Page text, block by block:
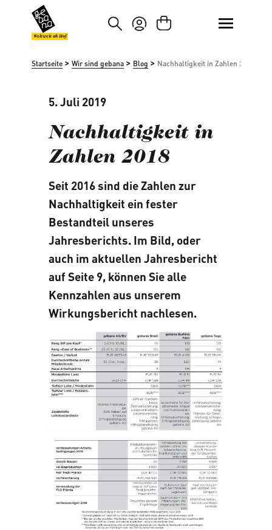
Hauptinhalt springen
Zur Suche springen
Weltweit ab Hof
Startseite > Wir sind gebana > Blog > Nachhaltigkeit in Zahlen 2018
5. Juli 2019
Nachhaltigkeit in
Zahlen 2018
Seit 2016 sind die Zahlen zur
Nachhaltigkeit ein fester
Bestandteil unseres
Jahresberichts. Im Bild, oder
auch im aktuellen Jahresbericht
auf Seite 9, können Sie alle
Kennzahlen aus unserem
Wirkungsbericht nachlesen.